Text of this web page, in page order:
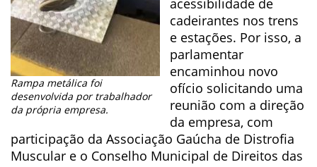
Rampa metálica foi
desenvolvida por trabalhador
da própria empresa.
acessibilidade de
cadeirantes nos trens
e estações. Por isso, a
parlamentar
encaminhou novo
ofício solicitando uma
reunião com a direção
da empresa, com
participação da Associação Gaúcha de Distrofia
Muscular e o Conselho Municipal de Direitos das